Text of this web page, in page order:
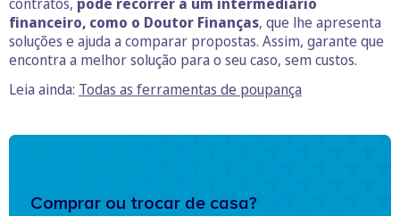
financeiro, como o Doutor Finanças, que lhe apresenta
soluções e ajuda a comparar propostas. Assim, garante que
encontra a melhor solução para o seu caso, sem custos.
Leia ainda: Todas as ferramentas de poupança
Comprar ou trocar de casa?